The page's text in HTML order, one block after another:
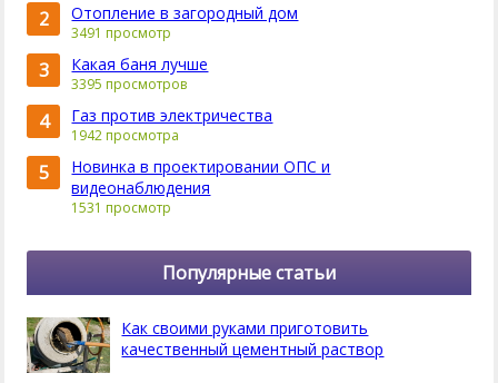
2 Отопление в загородный дом
3491 просмотр
3 Какая баня лучше
3395 просмотров
4 Газ против электричества
1942 просмотра
5
Новинка в проектировании ОПС и
видеонаблюдения
1531 просмотр
Популярные статьи
Как своими руками приготовить
качественный цементный раствор